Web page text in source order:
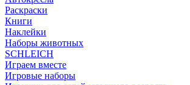
Раскраски
Книги
Наклейки
Наборы животных
SCHLEICH
Играем вместе
Игровые наборы